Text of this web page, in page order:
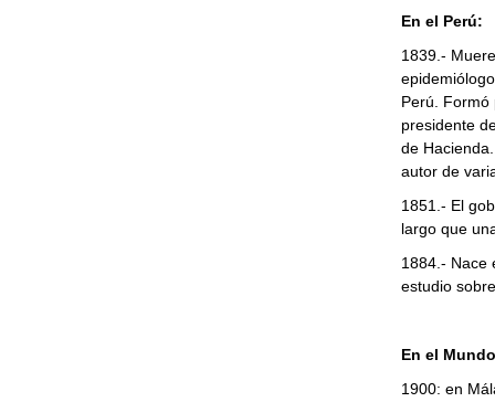
En el Perú:
1839.-
Perú. Formó
presidente
de
autor de
1851.- El
largo que
1884.- Nace
estudio
En el Mundo
1900: en